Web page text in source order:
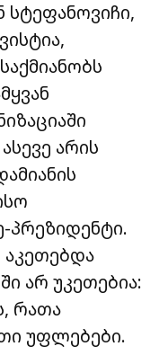
სტეფანოვიჩი,
არის
პრეზიდენტი.
აკეთებდა
არ უკეთებია:
რათა
უფლებები.